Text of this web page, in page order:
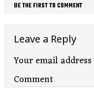
BE THE FIRST TO COMMENT
Leave a Reply
Your email
Comment